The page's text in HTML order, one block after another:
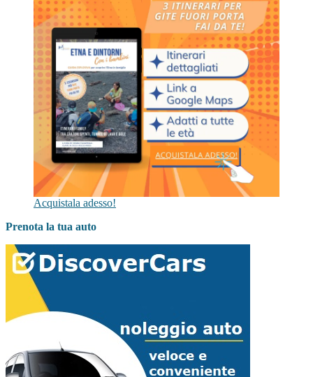
Acquistala adesso!
Prenota la tua auto